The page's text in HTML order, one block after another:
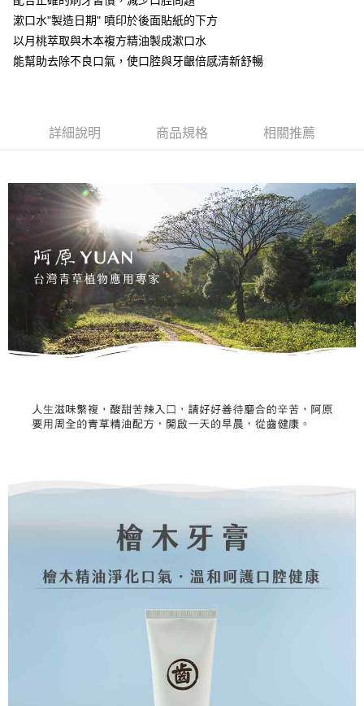
成交易。
3.實際核准額度、可分期數及費用金額請依後續交易確認頁面所載為準。
4.訂單成立30分鐘內，如未前往確認交易或遇審核未通過，訂單將自動取
法說明評估內容。
2.透過簡訊連結打開帳單後，可選擇「超商條碼／台灣大直營門市／銀行轉
帳／街口支付／iPASS MONEY」等通路繳費。
1.本服務係由「台灣大哥大股份有限公司」（以下簡稱本公司）所提供，讓
用戶於交易時，得透過本服務購買商品或服務，並由商店將買賣／分期付款
買賣價金債權讓與本公司後，依約使用本公司帳單繳交帳款。
2.基於同意付款使用「大哥付你分期」之契約關係目的，商店將以您的個人
資料（包含姓名、電話或地址）提供予台灣大哥大進項蒐集、處理及利用，
由本公司與您本人進行分期帳單所需資料之確認、核對及更正。
3.完整用戶服務條款，請詳閱以下連結：https://oppay.tw/userRule
AFTEE先享後付是「在收到商品之後才付款」的支付方式。 讓您購物簡單
便利好安心！
１．簡單：不需註冊會員、不需綁卡、不需儲值。
２．便利：只要手機號碼，簡訊認證，即可結帳。
結帳頁面，進行簡訊認證並確認金額後，即可完成結帳。
※ 請注意：結帳手續完成當下不需立刻繳費，但若您需要取消訂單，請聯絡
購買商品的店家。未經商家同意取消之訂單仍視為有效，需透過AFTEE先享
後付繳納相關費用。
※ 交易是否成功請以「AFTEE先享後付 」之結帳頁面顯示為準，若有關於
是否繳費成功／繳費後需取消欲退款等相關疑問，請聯繫「AFTEE先享後付
客戶支援中心」https://netprotections.freshdesk.com/support/home
【注意事項】
１．透過由恩沛科技股份有限公司提供之「AFTEE先享後付」服務完成之交
易，需依本服務之必要範圍內提供個人資料，並將交易相關給付款項請求債
權轉讓予恩沛科技股份有限公司。
２．關於個人資料處理事宜，請瀏覽以下網址：
任。
４．使用「AFTEE先享後付」時，將依據個別帳號之用戶狀況，依本公司即
❌未開放，選取系統將直接取消訂單❌
⭕超取僅提供付款後7-11取貨
每筆NT$100，滿NT$1,000(含以上)免運費
黑貓宅配｜線上支付
每筆NT$100，滿NT$1,000(含以上)免運費
離島宅配
每筆NT$280，滿NT$3,000(含以上)免運費
漱口水"製造日期" 噴印於後面貼紙的下方
以月桃萃取與木本複方精油製成漱口水
能幫助去除不良口氣，使口腔與牙齦倍感清新舒暢
詳細說明 商品規格 相關推薦